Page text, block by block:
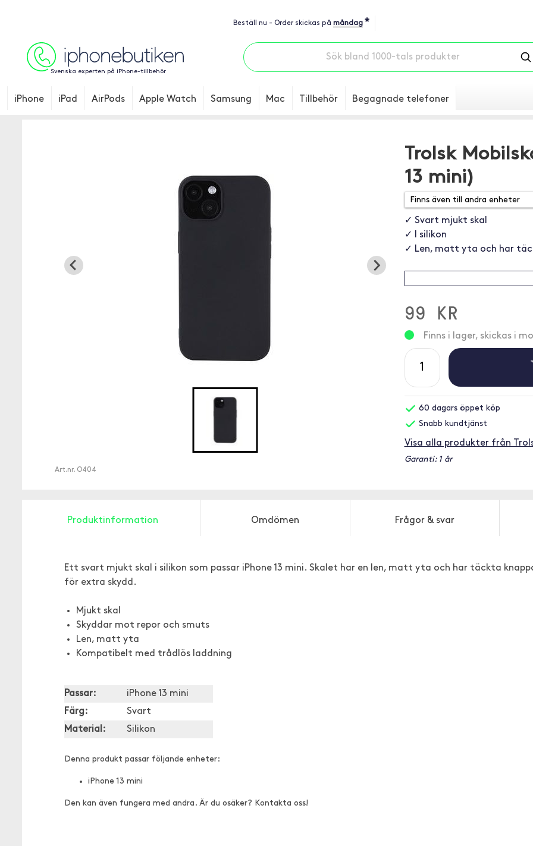
Beställ nu - Order skickas på måndag *
Svenska experten på iPhone-tillbehör
iPhone iPad AirPods Apple Watch Samsung Mac Tillbehör Begagnade telefoner
Art.nr. O404
Trolsk
13 mini)
✓ Svart mjukt skal
✓ I silikon
✓ Len, matt yta och har
99 KR
Finns i lager, skickas i
60 dagars öppet köp
Snabb kundtjänst
Visa alla produkter från
Garanti: 1 år
Produktinformation Omdömen Frågor & svar
Ett svart mjukt skal i silikon som passar iPhone 13 mini. Skalet har en len, matt yta och har täckta
för extra skydd.
Mjukt skal
Skyddar mot repor och smuts
Len, matt yta
Kompatibelt med trådlös laddning
Passar:
iPhone 13 mini
Färg:
Svart
Material:
Silikon
Denna produkt passar följande enheter:
iPhone 13 mini
Den kan även fungera med andra. Är du osäker? Kontakta oss!